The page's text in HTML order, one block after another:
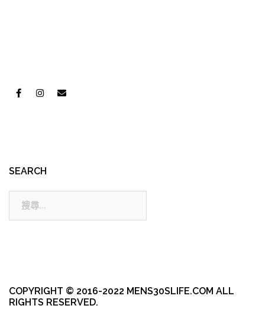
SEARCH
COPYRIGHT © 2016-2022 MENS30SLIFE.COM ALL
RIGHTS RESERVED.